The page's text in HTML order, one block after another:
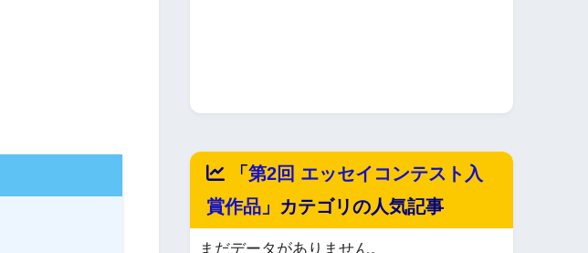
「 第2回 エッセイコンテスト入
賞作品 」カテゴリの人気記事
まだデータがありません。